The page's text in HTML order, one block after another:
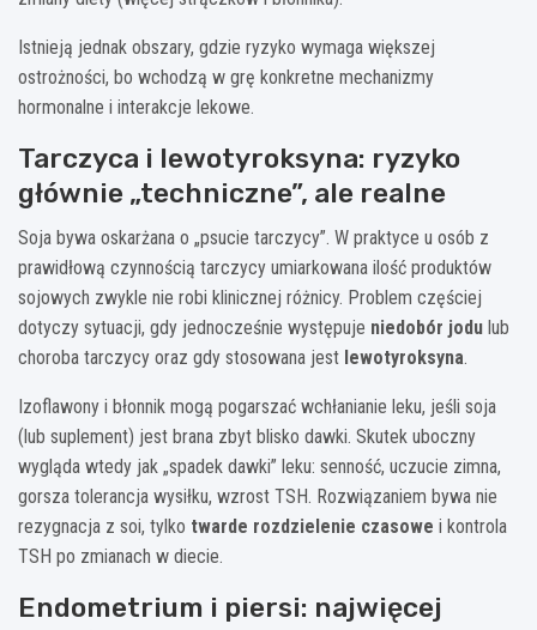
Istnieją jednak obszary, gdzie ryzyko wymaga większej
ostrożności, bo wchodzą w grę konkretne mechanizmy
hormonalne i interakcje lekowe.
Tarczyca i lewotyroksyna: ryzyko
głównie „techniczne”, ale realne
Soja bywa oskarżana o „psucie tarczycy”. W praktyce u osób z
prawidłową czynnością tarczycy umiarkowana ilość produktów
sojowych zwykle nie robi klinicznej różnicy. Problem częściej
dotyczy sytuacji, gdy jednocześnie występuje niedobór jodu lub
choroba tarczycy oraz gdy stosowana jest lewotyroksyna.
Izoflawony i błonnik mogą pogarszać wchłanianie leku, jeśli soja
(lub suplement) jest brana zbyt blisko dawki. Skutek uboczny
wygląda wtedy jak „spadek dawki” leku: senność, uczucie zimna,
gorsza tolerancja wysiłku, wzrost TSH. Rozwiązaniem bywa nie
rezygnacja z soi, tylko twarde rozdzielenie czasowe i kontrola
TSH po zmianach w diecie.
Endometrium i piersi: najwięcej